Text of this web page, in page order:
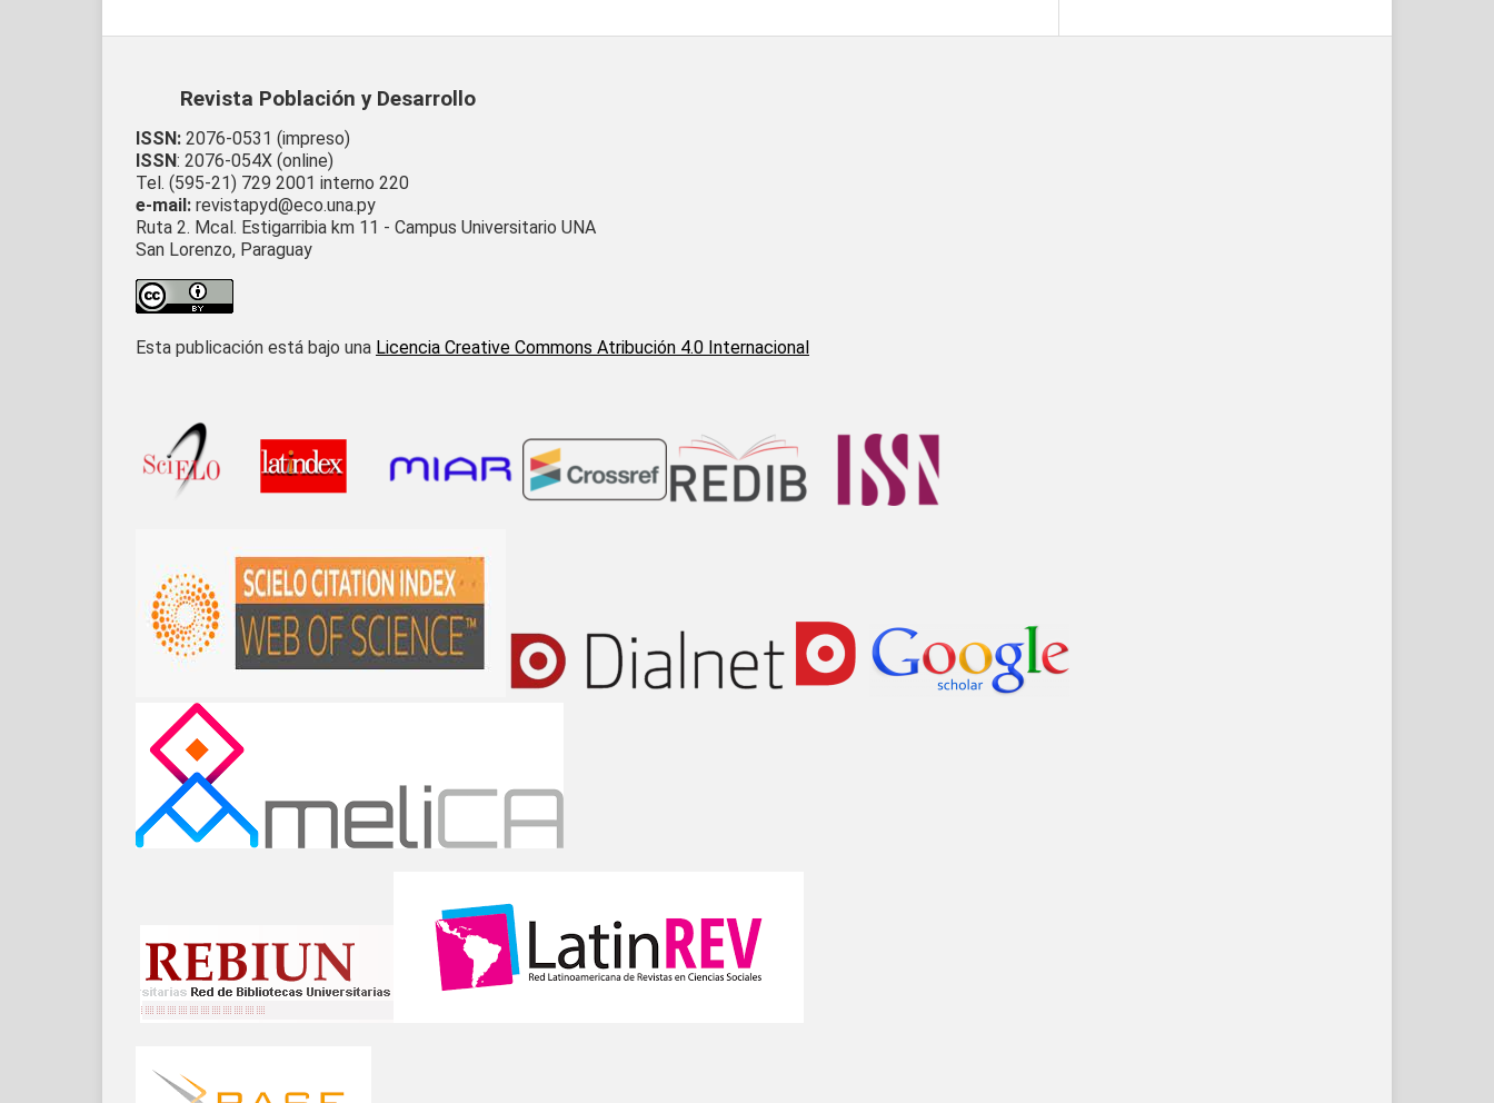
Revista Población y Desarrollo
ISSN: 2076-0531 (impreso)
ISSN: 2076-054X (online)
Tel. (595-21) 729 2001 interno 220
e-mail: revistapyd@eco.una.py
Ruta 2. Mcal. Estigarribia km 11 - Campus Universitario UNA
San Lorenzo, Paraguay
Esta publicación está bajo una Licencia Creative Commons Atribución 4.0 Internacional